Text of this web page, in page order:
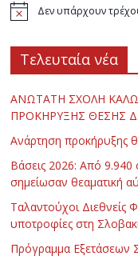
Δεν υπάρχουν
Τελευταία νέα
ΑΝΩΤΑΤΗ ΣΧΟΛΗ
ΠΡΟΚΗΡΥΞΗΣ ΘΕΣΗΣ
Ανάρτηση προκήρυξης
Βάσεις 2026: Από 9.940
σημείωσαν θεαματική
Ταλαντούχοι Διεθνείς
υποτροφίες στη
Πρόγραμμα Εξετάσεων